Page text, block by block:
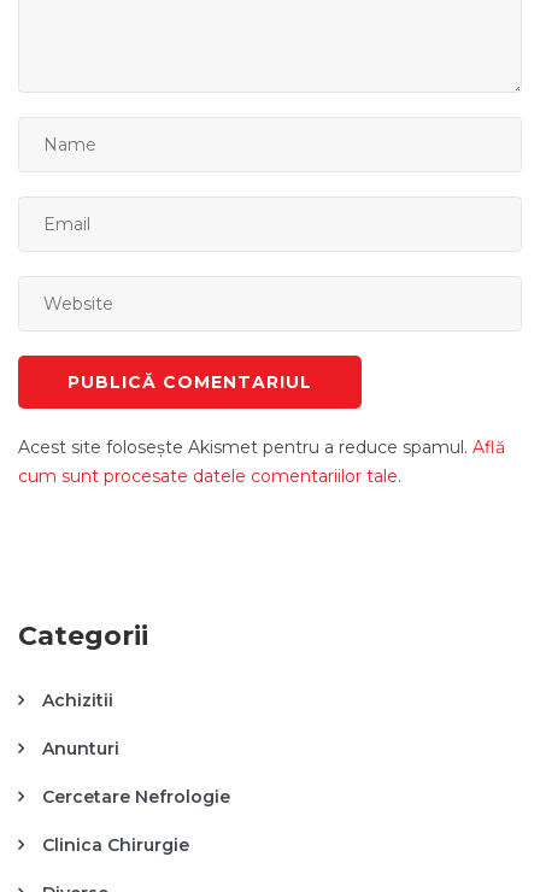
Acest site folosește Akismet pentru a reduce spamul. Află
cum sunt procesate datele comentariilor tale.
Categorii
Achizitii
Anunturi
Cercetare Nefrologie
Clinica Chirurgie